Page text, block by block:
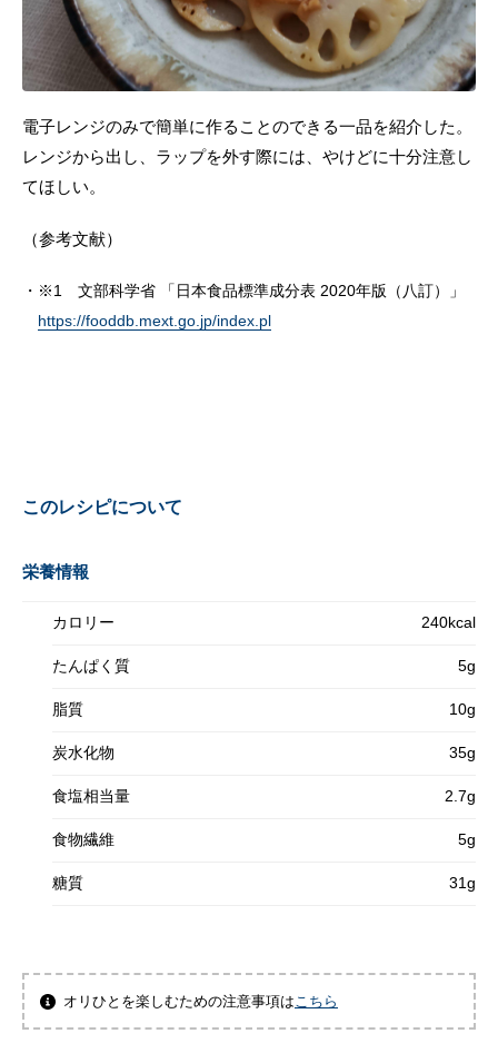
電子レンジのみで簡単に作ることのできる一品を紹介した。
レンジから出し、ラップを外す際には、やけどに十分注意し
てほしい。
（参考文献）
※1 文部科学省 「日本食品標準成分表 2020年版（八訂）」
https://fooddb.mext.go.jp/index.pl
このレシピについて
栄養情報
カロリー 240kcal
たんぱく質 5g
脂質 10g
炭水化物 35g
食塩相当量 2.7g
食物繊維 5g
糖質 31g
オリひとを楽しむための注意事項はこちら